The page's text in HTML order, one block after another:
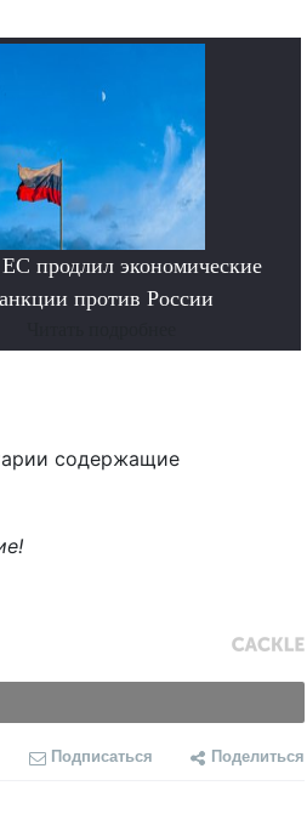
продлил экономические
против России
содержащие
Подписаться Поделиться